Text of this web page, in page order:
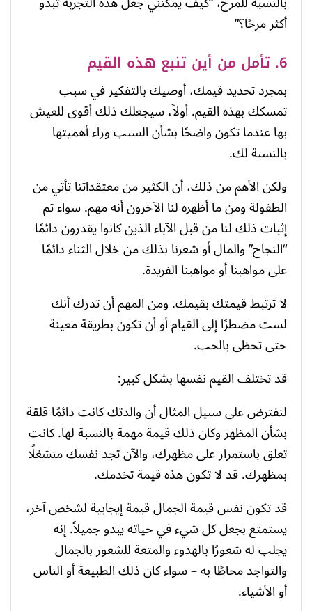
أكثر مرحًا؟”
6. تأمل من أين تنبع هذه القيم
بمجرد تحديد قيمك، أوصيك بالتفكير في سبب
تمسكك بهذه القيم. أولاً، سيجعلك ذلك أقوى للعيش
بها عندما تكون واضحًا بشأن السبب وراء أهميتها
بالنسبة لك.
ولكن الأهم من ذلك، أن الكثير من معتقداتنا تأتي من
الطفولة ومن ما أظهره لنا الآخرون أنه مهم. سواء تم
إثبات ذلك لنا من قبل الآباء الذين كانوا يقدرون دائمًا
“النجاح” والمال أو شعرنا بذلك من خلال الثناء دائمًا
على مواهبنا أو مواهبنا الفريدة.
لا ترتبط قيمتك بقيمك. ومن المهم أن تدرك أنك
لست مضطرًا إلى القيام أو أن تكون بطريقة معينة
حتى تحظى بالحب.
قد تختلف القيم نفسها بشكل كبير:
لنفترض على سبيل المثال أن والدتك كانت دائمًا قلقة
بشأن المظهر وكان ذلك قيمة مهمة بالنسبة لها. كانت
تعلق باستمرار على مظهرك، والآن تجد نفسك منشغلًا
بمظهرك. قد لا تكون هذه قيمة تخدمك.
قد تكون نفس قيمة الجمال قيمة إيجابية لشخص آخر،
يستمتع بجعل كل شيء في حياته يبدو جميلاً. إنه
يجلب له شعورًا بالهدوء والمتعة للشعور بالجمال
والتواجد محاطًا به – سواء كان ذلك الطبيعة أو الناس
أو الأشياء.